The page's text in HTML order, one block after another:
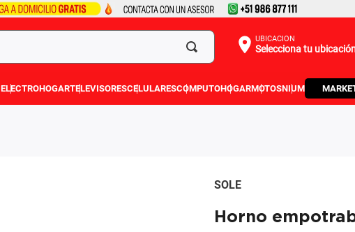
UBICACIÓN
Selecciona tu
ELECTROHOGARTELEVISORESCELULARESCOMPUTOHOGARMOTOSNIUM
SOLE
Horno